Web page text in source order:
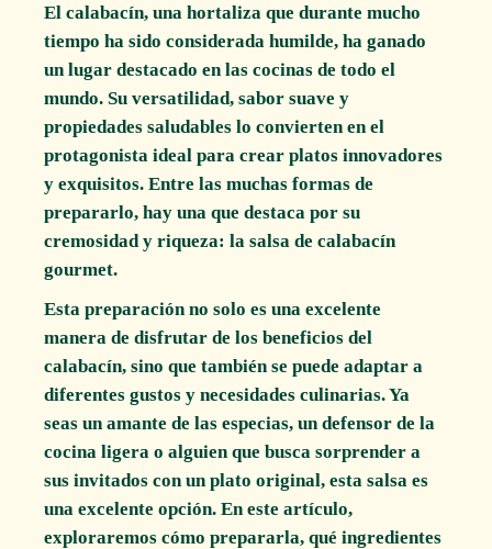
El calabacín, una hortaliza que durante mucho
tiempo ha sido considerada humilde, ha ganado
un lugar destacado en las cocinas de todo el
mundo. Su versatilidad, sabor suave y
propiedades saludables lo convierten en el
protagonista ideal para crear platos innovadores
y exquisitos. Entre las muchas formas de
prepararlo, hay una que destaca por su
cremosidad y riqueza: la salsa de calabacín
gourmet.
Esta preparación no solo es una excelente
manera de disfrutar de los beneficios del
calabacín, sino que también se puede adaptar a
diferentes gustos y necesidades culinarias. Ya
seas un amante de las especias, un defensor de la
cocina ligera o alguien que busca sorprender a
sus invitados con un plato original, esta salsa es
una excelente opción. En este artículo,
exploraremos cómo prepararla, qué ingredientes